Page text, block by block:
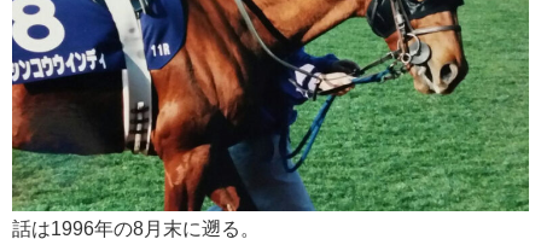
話は1996年の8月末に遡る。